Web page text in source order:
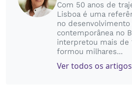
Com 50 anos de
Lisboa é uma
no desenvolvimento
contemporânea no
interpretou mais de
formou milhares...
Ver todos os